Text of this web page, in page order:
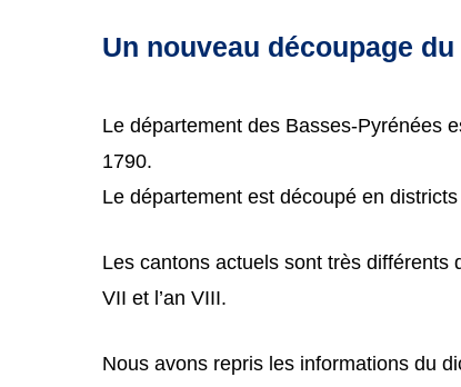
Un nouveau découpage
Le département des Basses-Pyrénées
1790.
Le département est découpé en
Les cantons actuels sont très différents
VII et l’an VIII.
Nous avons repris les informations du